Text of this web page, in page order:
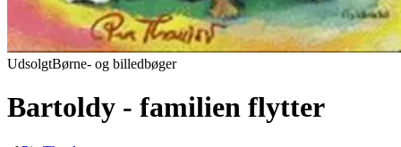
UdsolgtBørne- og billedbøger
Bartoldy - familien flytter